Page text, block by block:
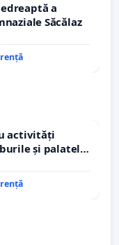
a
Săcălaz
activități
și palatele